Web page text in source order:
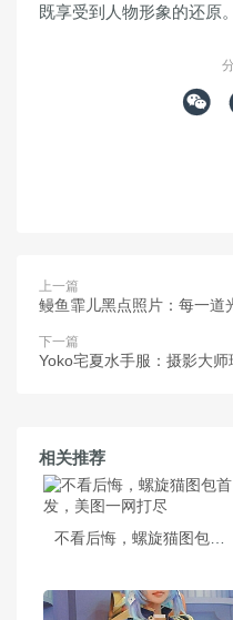
既享受到人物形象的还原。

上一篇
鳗鱼霏儿黑点照片：每一道
下一篇
Yoko宅夏水手服：摄影大师
相关推荐
不看后悔，螺旋猫图包首发，美图一网打尽